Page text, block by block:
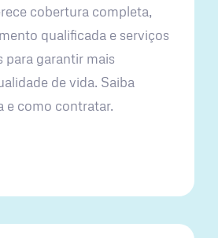
cobertura completa,
qualificada e serviços
para garantir mais
de vida. Saiba
e como contratar.